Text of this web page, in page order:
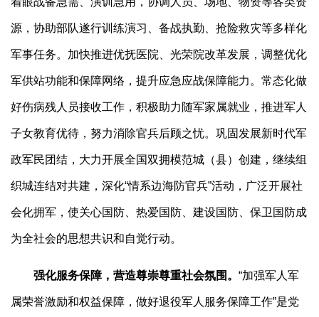
源，协助部队遂行训练演习、备战执勤、抢险救灾等多样化
军事任务。加快推进优抚医院、光荣院改革发展，调整优化
军供站功能和保障网络，提升应急应战保障能力。常态化做
好伤病残人员接收工作，积极助力随军家属就业，推进军人
子女教育优待，努力消除官兵后顾之忧。巩固发展新时代军
政军民团结，大力开展全国双拥模范城（县）创建，继续组
织城连结对共建，深化“情系边海防官兵”活动，广泛开展社
会化拥军，使关心国防、热爱国防、建设国防、保卫国防成
为全社会的思想共识和自觉行动。
强化服务保障，营造尊崇尊重社会氛围。 “加强军人军
属荣誉激励和权益保障，做好退役军人服务保障工作”是党